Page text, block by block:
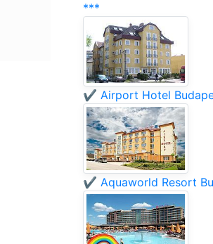
***
✔️ Airport Hotel
✔️ Aquaworld Resort